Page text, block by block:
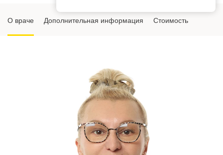
О враче Дополнительная информация Стоимость